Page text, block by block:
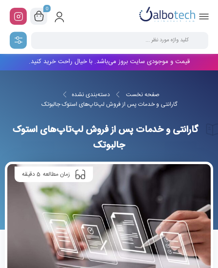
0
قیمت و موجودی سایت بروز می‌باشد. با خیال راحت خرید کنید.
صفحه نخست
دسته‌بندی نشده
گارانتی و خدمات پس از فروش لپ‌تاپ‌های استوک جالبوتک
گارانتی و خدمات پس از فروش لپ‌تاپ‌های استوک
جالبوتک
زمان مطالعه 5 دقیقه